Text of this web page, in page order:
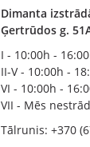
Dimanta
Ģertrūdos g.
I - 10:00h -
II-V - 10:00h -
VI - 10:00h -
VII - Mēs
Tālrunis: +370